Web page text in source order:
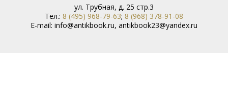
ул. Трубная, д. 25 стр.3
Тел.: 8 (495) 968-79-63; 8 (968) 378-91-08
E-mail: info@antikbook.ru, antikbook23@yandex.ru